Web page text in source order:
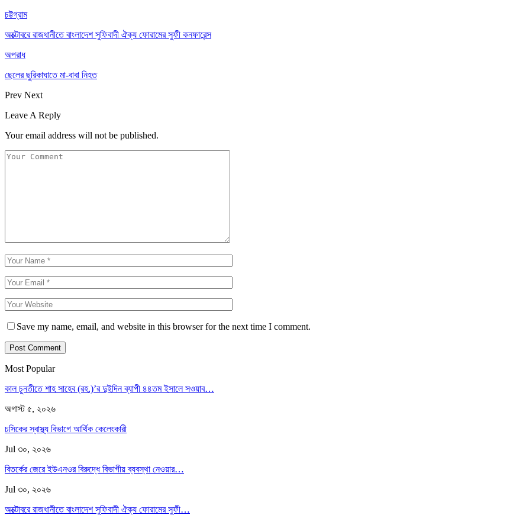
চট্টগ্রাম
অক্টোবরে রাজধানীতে বাংলাদেশ সুফিবাদী ঐক্য ফোরামের সুফী কনফারেন্স
অপরাধ
ছেলের ছুরিকাঘাতে মা-বাবা নিহত
Prev Next
Leave A Reply
Your email address will not be published.
Save my name, email, and website in this browser for the next time I comment.
Most Popular
কাল চুনতীতে শাহ সাহেব (রহ.)’র দুইদিন ব্যাপী ৪৪তম ইসালে সওয়াব…
অগাস্ট ৫, ২০২৬
চসিকের স্বাস্থ্য বিভাগে আর্থিক কেলেংকারী
Jul ৩০, ২০২৬
বিতর্কের জেরে ইউএনওর বিরুদ্ধে বিভাগীয় ব্যবস্থা নেওয়ার…
Jul ৩০, ২০২৬
অক্টোবরে রাজধানীতে বাংলাদেশ সুফিবাদী ঐক্য ফোরামের সুফী…